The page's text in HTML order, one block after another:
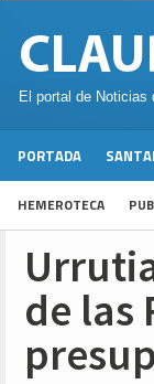
El portal de Noticias
PORTADA
HEMEROTECA
de las